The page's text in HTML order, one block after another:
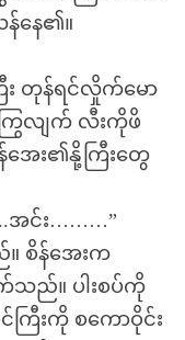
န်နေ၏။
တုန်ရင်လှိုက်မော
ြွလျက် လီးကိုဖိ
အေး၏နို့ကြီးတွေ
အင်း………”
။ စိန်အေးက
သည်။ ပါးစပ်ကို
ြီးကို စကောဝိုင်း